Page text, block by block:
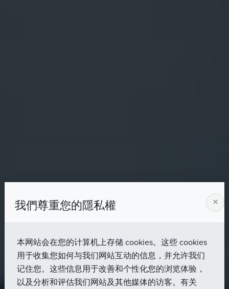
我們尊重您的隱私權 ×
本网站会在您的计算机上存储 cookies。这些 cookies
用于收集您如何与我们网站互动的信息，并允许我们
记住您。这些信息用于改善和个性化您的浏览体验，
以及分析和评估我们网站及其他媒体的访客。有关